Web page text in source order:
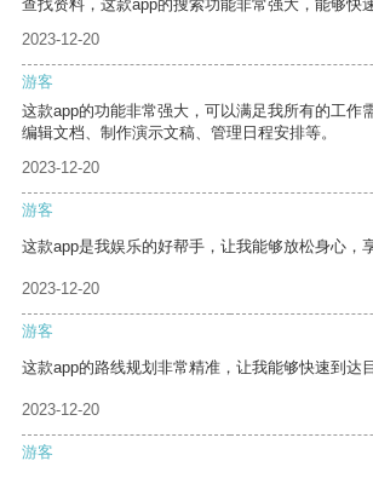
查找资料，这款app的搜索功能非常强大，能够快
2023-12-20
游客
这款app的功能非常强大，可以满足我所有的工作
编辑文档、制作演示文稿、管理日程安排等。
2023-12-20
游客
这款app是我娱乐的好帮手，让我能够放松身心，
2023-12-20
游客
这款app的路线规划非常精准，让我能够快速到达
2023-12-20
游客